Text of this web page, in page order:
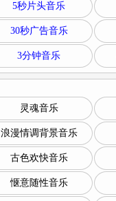
5秒片头音乐
30秒广告音乐
3分钟音乐
灵魂音乐
浪漫情调背景音乐
古色欢快音乐
惬意随性音乐